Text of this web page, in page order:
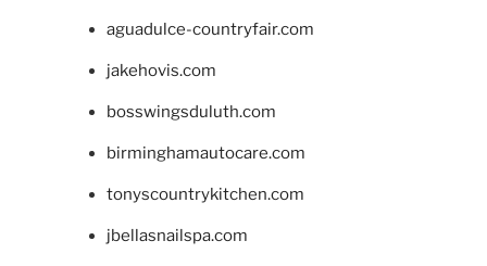
aguadulce-countryfair.com
jakehovis.com
bosswingsduluth.com
birminghamautocare.com
tonyscountrykitchen.com
jbellasnailspa.com